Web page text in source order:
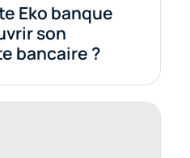
Eko banque
son
bancaire ?